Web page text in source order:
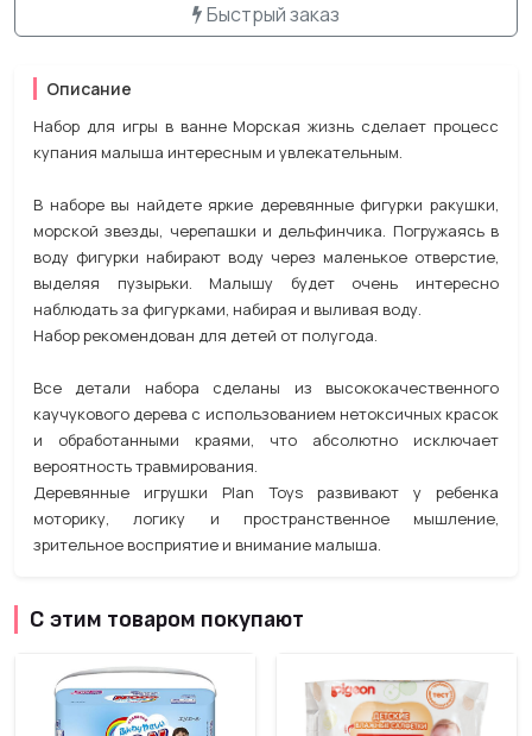
Быстрый заказ
Описание
Набор для игры в ванне Морская жизнь сделает процесс
купания малыша интересным и увлекательным.
В наборе вы найдете яркие деревянные фигурки ракушки,
морской звезды, черепашки и дельфинчика. Погружаясь в
воду фигурки набирают воду через маленькое отверстие,
выделяя пузырьки. Малышу будет очень интересно
наблюдать за фигурками, набирая и выливая воду.
Набор рекомендован для детей от полугода.
Все детали набора сделаны из высококачественного
каучукового дерева с использованием нетоксичных красок
и обработанными краями, что абсолютно исключает
вероятность травмирования.
Деревянные игрушки Plan Toys развивают у ребенка
моторику, логику и пространственное мышление,
зрительное восприятие и внимание малыша.
С этим товаром покупают